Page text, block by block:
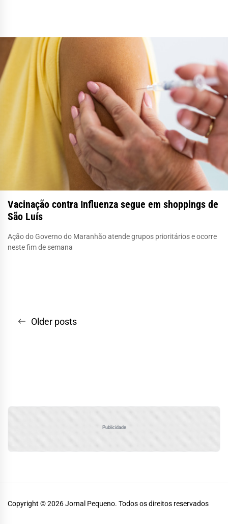
Vacinação contra Influenza segue em shoppings de
São Luís
Ação do Governo do Maranhão atende grupos prioritários e ocorre
neste fim de semana
Navegação
Older posts
Publicidade
Copyright © 2026Jornal Pequeno. Todos os direitos reservados